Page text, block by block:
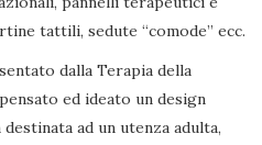
tattili, sedute “comode” ecc.
dalla Terapia della
ed ideato un design
ad un utenza adulta,